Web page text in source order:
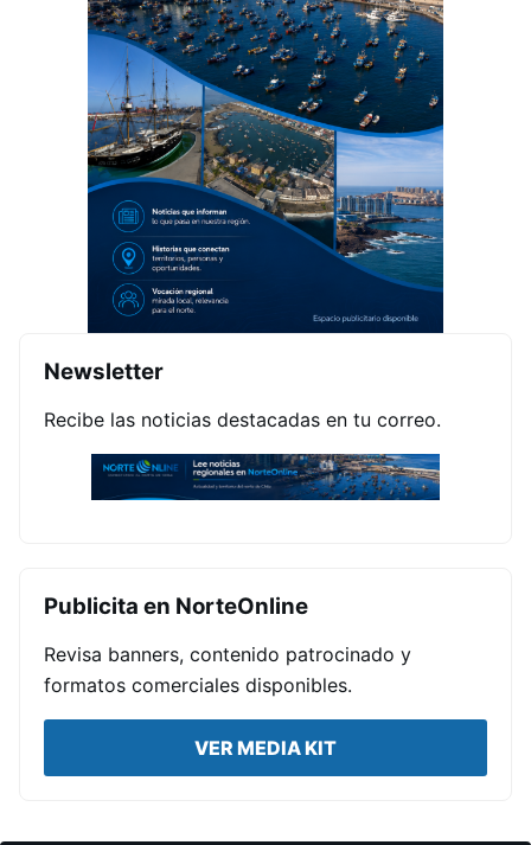
Newsletter
Recibe las noticias destacadas en tu correo.
Publicita en NorteOnline
Revisa banners, contenido patrocinado y
formatos comerciales disponibles.
VER MEDIA KIT